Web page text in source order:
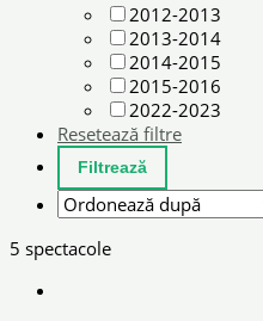
2012-2013
2013-2014
2014-2015
2015-2016
2022-2023
Resetează filtre
5 spectacole